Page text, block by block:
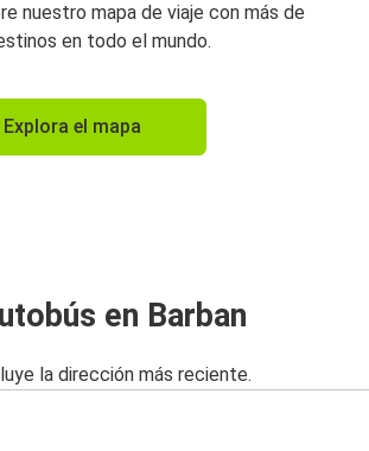
nuestro mapa de viaje con más de
en todo el mundo.
Explora el mapa
en Barban
la dirección más reciente.